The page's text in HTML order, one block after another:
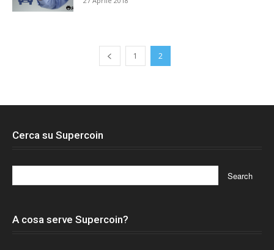
1 2
Cerca su Supercoin
A cosa serve Supercoin?